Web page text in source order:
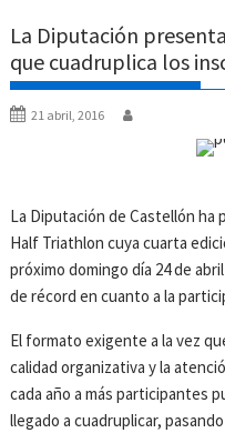
La Diputación
que cuadruplica los
21 abril, 2016
La Diputación de Castellón
Half Triathlon cuya cuarta
próximo domingo día 24 de
de récord en cuanto a la
El formato exigente a la vez
calidad organizativa y la
cada año a más participantes
llegado a cuadruplicar,